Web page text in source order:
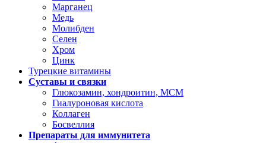
Марганец
Медь
Молибден
Селен
Хром
Цинк
Турецкие витамины
Суставы и связки
Глюкозамин, хондроитин, МСМ
Гиалуроновая кислота
Коллаген
Босвеллия
Препараты для иммунитета